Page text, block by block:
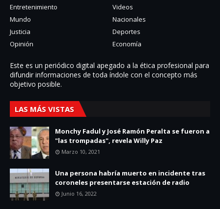
Entretenimiento
Videos
Mundo
Nacionales
Justicia
Deportes
Opinión
Economía
Este es un periódico digital apegado a la ética profesional para
difundir informaciones de toda í­ndole con el concepto más
objetivo posible.
LAS MÁS VISTAS
Monchy Fadul y José Ramón Peralta se fueron a
"las trompadas", revela Willy Paz
Marzo 10, 2021
Una persona habría muerto en incidente tras
coroneles presentarse estación de radio
Junio 16, 2022